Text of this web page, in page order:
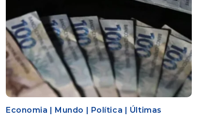
Economia | Mundo | Política | Últimas